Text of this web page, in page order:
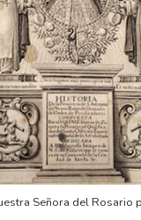
Señora del Rosario